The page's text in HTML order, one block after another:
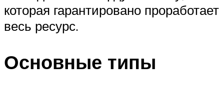
которая гарантировано проработает
весь ресурс.
Основные типы